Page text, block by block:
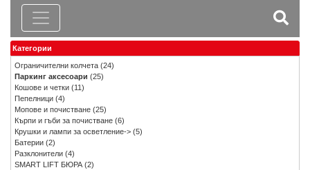
Категории
Ограничителни колчета (24)
Паркинг аксесоари (25)
Кошове и четки (11)
Пепелници (4)
Мопове и почистване (25)
Кърпи и гъби за почистване (6)
Крушки и лампи за осветление-> (5)
Батерии (2)
Разклонители (4)
SMART LIFT БЮРА(2)